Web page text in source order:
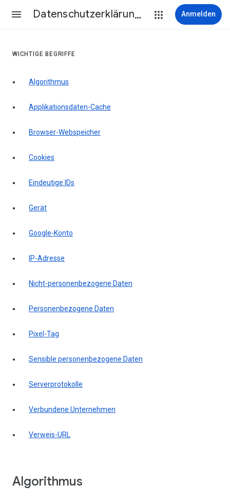
Datenschutzerklärung & Nutzungsbedingungen Anmelden
WICHTIGE BEGRIFFE
Algorithmus
Applikationsdaten-Cache
Browser-Webspeicher
Cookies
Eindeutige IDs
Gerät
Google-Konto
IP-Adresse
Nicht-personenbezogene Daten
Personenbezogene Daten
Pixel-Tag
Sensible personenbezogene Daten
Serverprotokolle
Verbundene Unternehmen
Verweis-URL
Algorithmus